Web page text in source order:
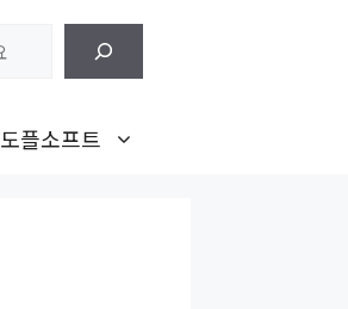
도플소프트